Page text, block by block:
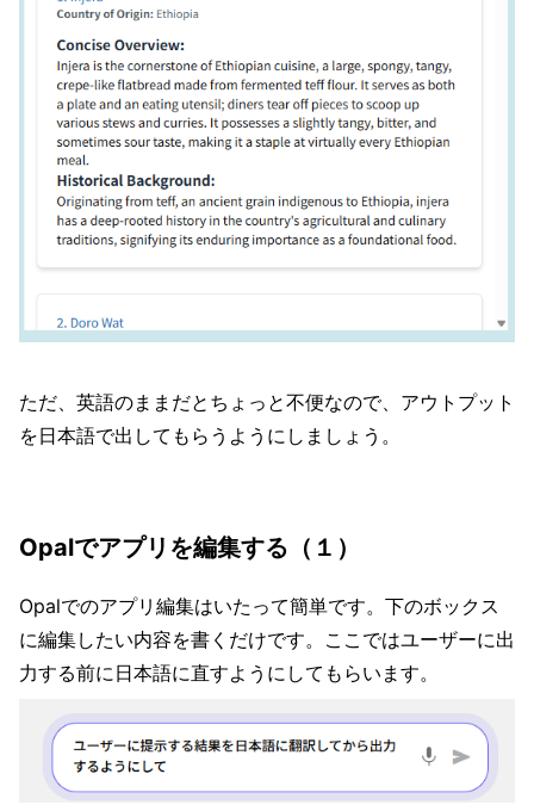
ただ、英語のままだとちょっと不便なので、アウトプット
を日本語で出してもらうようにしましょう。
Opalでアプリを編集する（１）
Opalでのアプリ編集はいたって簡単です。下のボックス
に編集したい内容を書くだけです。ここではユーザーに出
力する前に日本語に直すようにしてもらいます。